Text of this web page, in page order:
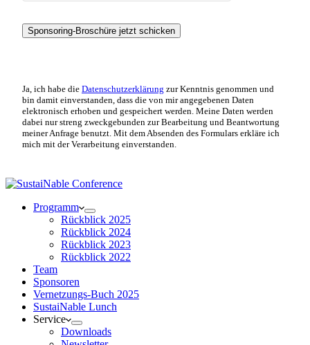
Ja, ich habe die Datenschutzerklärung zur Kenntnis genommen und
bin damit einverstanden, dass die von mir angegebenen Daten
elektronisch erhoben und gespeichert werden. Meine Daten werden
dabei nur streng zweckgebunden zur Bearbeitung und Beantwortung
meiner Anfrage benutzt. Mit dem Absenden des Formulars erkläre ich
mich mit der Verarbeitung einverstanden.
Programm
Rückblick 2025
Rückblick 2024
Rückblick 2023
Rückblick 2022
Team
Sponsoren
Vernetzungs-Buch 2025
SustaiNable Lunch
Service
Downloads